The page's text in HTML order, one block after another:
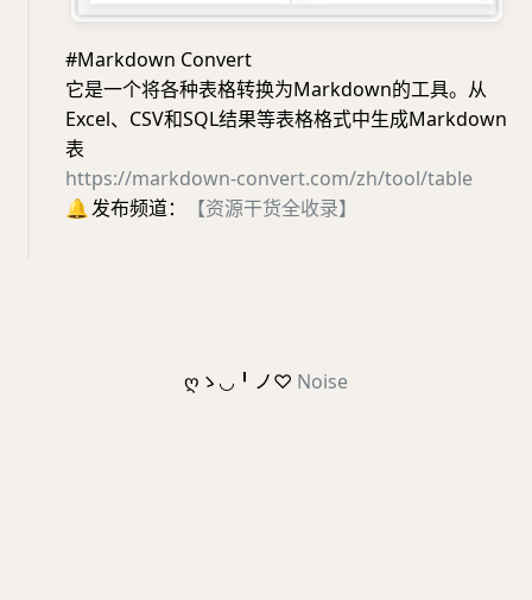
#Markdown Convert
它是一个将各种表格转换为Markdown的工具。从
Excel、CSV和SQL结果等表格格式中生成Markdown
表
https://markdown-convert.com/zh/tool/table
🔔发布频道： 【资源干货全收录】
ღゝ◡╹ノ♡ Noise